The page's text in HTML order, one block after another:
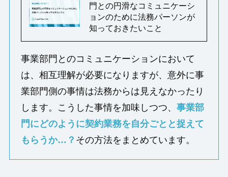
門との円滑なコミュニケーシ
ョンのために法務パーソンが
知っておきたいこと
事業部門とのコミュニケーションにおいて
は、相互理解が必要になりますが、意外に事
業部門側の事情は法務からは見えなかったり
します。こうした事情を加味しつつ、事業部
門にどのように契約業務を自分ごとと捉えて
もらうか…？ その方法をまとめています。